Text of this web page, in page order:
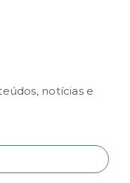
notícias e